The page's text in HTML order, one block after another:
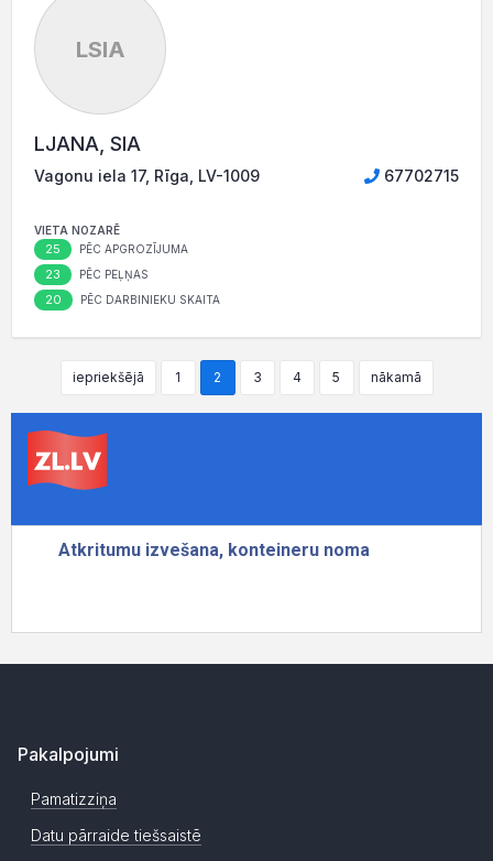
LSIA
LJANA, SIA
Vagonu iela 17, Rīga, LV-1009 67702715
VIETA NOZARĒ
25 PĒC APGROZĪJUMA
23 PĒC PEĻŅAS
20 PĒC DARBINIEKU SKAITA
iepriekšējā 1 2 3 4 5 nākamā
Pakalpojumi
Pamatizziņa
Datu pārraide tiešsaistē